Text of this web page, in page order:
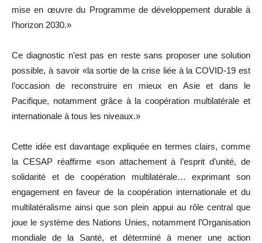
mise en œuvre du Programme de développement durable à
l’horizon 2030.»
Ce diagnostic n’est pas en reste sans proposer une solution
possible, à savoir «la sortie de la crise liée à la COVID-19 est
l’occasion de reconstruire en mieux en Asie et dans le
Pacifique, notamment grâce à la coopération multilatérale et
internationale à tous les niveaux.»
Cette idée est davantage expliquée en termes clairs, comme
la CESAP réaffirme «son attachement à l’esprit d’unité, de
solidarité et de coopération multilatérale… exprimant son
engagement en faveur de la coopération internationale et du
multilatéralisme ainsi que son plein appui au rôle central que
joue le système des Nations Unies, notamment l’Organisation
mondiale de la Santé, et déterminé à mener une action